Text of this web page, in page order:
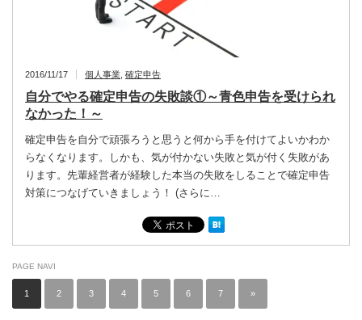
2016/11/17 個人事業 確定申告
自分でやる確定申告の失敗談①～青色申告を受けられ
なかった！～
確定申告を自分で頑張ろうと思うと何から手を付けてよいかわか
らなくなります。しかも、気が付かない失敗と気が付く失敗があ
ります。先輩経営者が経験した本当の失敗をしることで確定申告
対策につなげていきましょう！ (さらに…
PAGE NAVI
1 2 3 4 5 6 7 »